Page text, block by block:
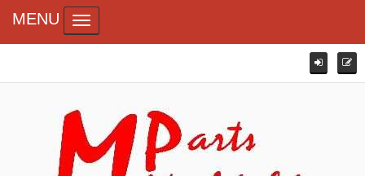
MENU Toggle navigation